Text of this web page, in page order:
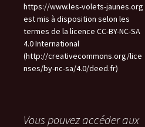
https://www.les-volets-jaunes.org
est mis à disposition selon les
termes de la licence CC-BY-NC-SA
4.0 International
(http://creativecommons.org/lice
nses/by-nc-sa/4.0/deed.fr)
Vous pouvez accéder aux